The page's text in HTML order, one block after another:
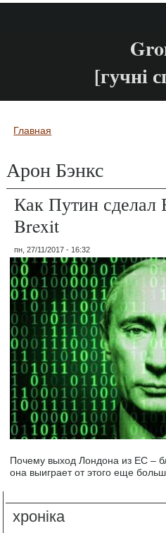
[гучні
Вы здесь
Главная
Арон Бэнкс
Как Путин сделал
Brexit
пн, 27/11/2017 - 16:32
Почему выход Лондона из ЕС –
она выиграет от этого еще
хроніка